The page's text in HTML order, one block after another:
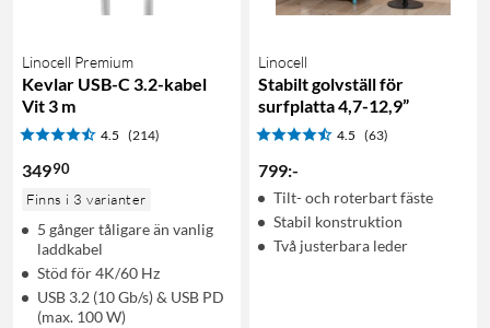
Linocell Premium
Kevlar USB-C 3.2-kabel
Vit 3 m
4.5 (214)
34990
Finns i 3 varianter
5 gånger tåligare än vanlig
laddkabel
Stöd för 4K/60 Hz
USB 3.2 (10 Gb/s) & USB PD
(max. 100 W)
Linocell
Stabilt golvställ för
surfplatta 4,7-12,9”
4.5 (63)
799:-
Tilt- och roterbart fäste
Stabil konstruktion
Två justerbara leder